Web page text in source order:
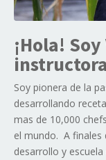
¡Hola!
Soy pionera de la
desarrollando
mas de 10,000
el mundo. A finales
desarrollo y